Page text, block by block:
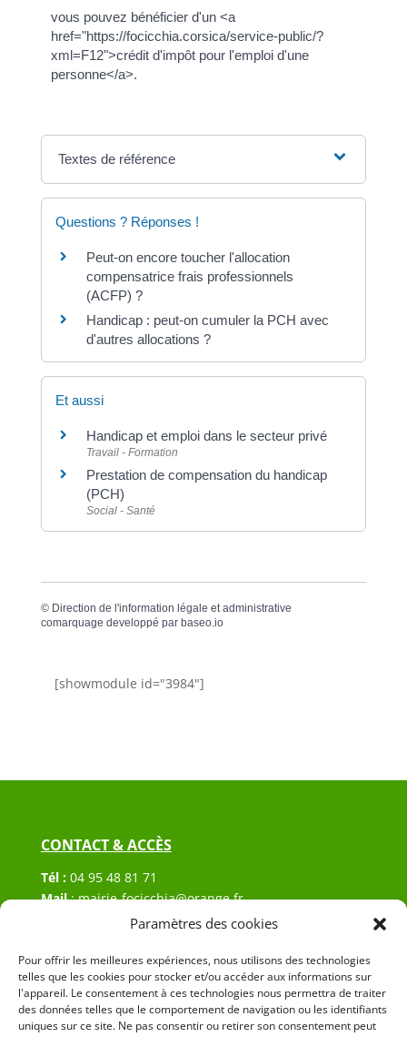
Paramètres des cookies
Pour offrir les meilleures expériences, nous utilisons des technologies
telles que les cookies pour stocker et/ou accéder aux informations sur
l'appareil. Le consentement à ces technologies nous permettra de traiter
des données telles que le comportement de navigation ou les identifiants
uniques sur ce site. Ne pas consentir ou retirer son consentement peut
vous pouvez bénéficier d'un <a
href="https://focicchia.corsica/service-public/?
xml=F12">crédit d'impôt pour l'emploi d'une
personne</a>.
Textes de référence
Questions ? Réponses !
Peut-on encore toucher l'allocation
compensatrice frais professionnels
(ACFP) ?
Handicap : peut-on cumuler la PCH avec
d'autres allocations ?
Et aussi
Handicap et emploi dans le secteur privé
Travail - Formation
Prestation de compensation du handicap
(PCH)
Social - Santé
© Direction de l'information légale et administrative
comarquage developpé par baseo.io
[showmodule id="3984"]
CONTACT & ACCÈS
Tél : 04 95 48 81 71
Mail:mairie-focicchia@orange.fr
Hôtel de ville de Focicchia
20212 Focicchia